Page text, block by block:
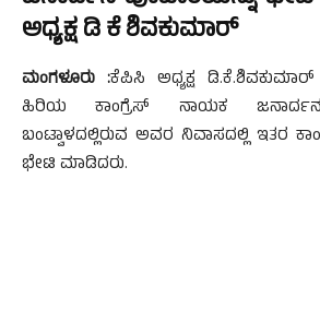
ಅಧ್ಯಕ್ಷ ಡಿ ಕೆ ಶಿವಕುಮಾರ್
ಮಂಗಳೂರು :ಕೆಪಿಸಿ ಅಧ್ಯಕ್ಷ
ಹಿರಿಯ ಕಾಂಗ್ರೆಸ್ ನಾಯಕ ಜನಾರ್ದನ
ಬಂಟ್ವಾಳದಲ್ಲಿರುವ ಅವರ ನಿವಾಸದಲ್ಲಿ ಇತರ
ಭೇಟಿ ಮಾಡಿದರು.